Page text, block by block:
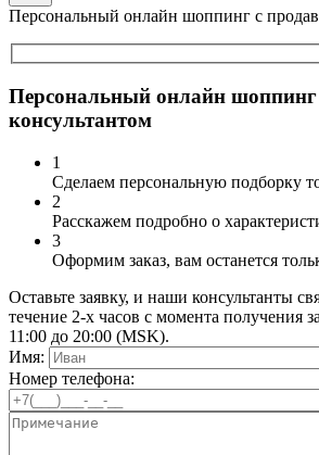
Персональный онлайн шоппинг с
Персональный онлайн шоппинг
консультантом
1
Сделаем персональную подборку
2
Расскажем подробно о
3
Оформим заказ, вам останется
Оставьте заявку, и наши консультанты
течение 2-х часов с момента получения
11:00 до 20:00 (MSK).
Имя:
Номер телефона: